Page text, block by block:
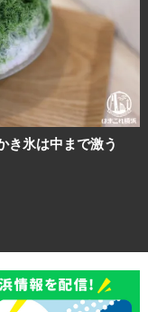
き氷は中まで激う